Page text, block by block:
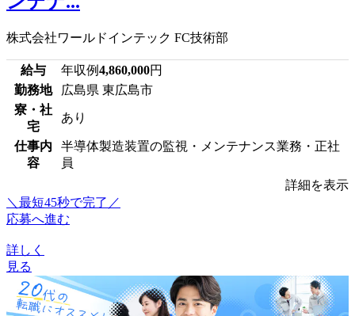
株式会社ワールドインテック FC技術部
給与 年収例4,860,000円
勤務地
広島県 東広島市
寮・社
宅
あり
仕事内
容
半導体製造装置の監視・メンテナンス業務・正社
員
詳細を表示
＼最短45秒で完了／
応募へ進む
詳しく
見る